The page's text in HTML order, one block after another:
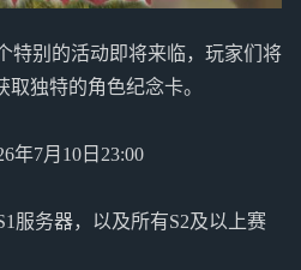
特别的活动即将来临，玩家们将
取独特的角色纪念卡。
年7月10日23:00
服务器，以及所有S2及以上赛